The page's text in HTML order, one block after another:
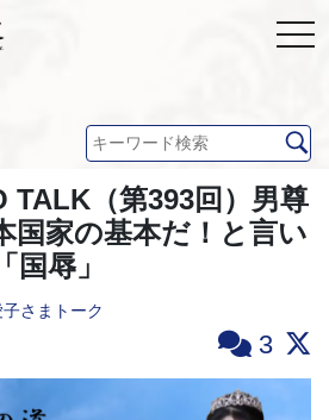
（第393回）男尊
国家の基本だ！と言い
辱」
子さまトーク
3